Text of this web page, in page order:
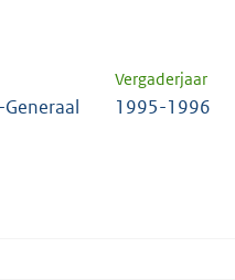
Vergaderjaar
1995-1996